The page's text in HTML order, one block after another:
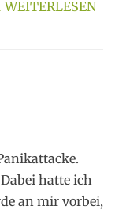
WEITERLESEN
hatte ich
an mir vorbei,